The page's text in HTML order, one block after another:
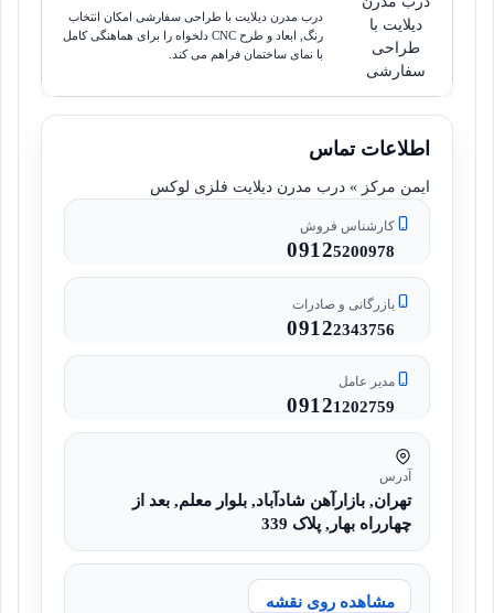
دیلایت با
طراحی
سفارشی
درب مدرن دیلایت با طراحی سفارشی امکان انتخاب
رنگ, ابعاد و طرح CNC دلخواه را برای هماهنگی کامل
با نمای ساختمان فراهم می کند.
اطلاعات تماس
ایمن مرکز » درب مدرن دیلایت فلزی لوکس
کارشناس فروش
09125200978
بازرگانی و صادرات
09122343756
مدیر عامل
09121202759
آدرس
تهران, بازارآهن شادآباد, بلوار معلم, بعد از
چهارراه بهار, پلاک 339
مشاهده روی نقشه